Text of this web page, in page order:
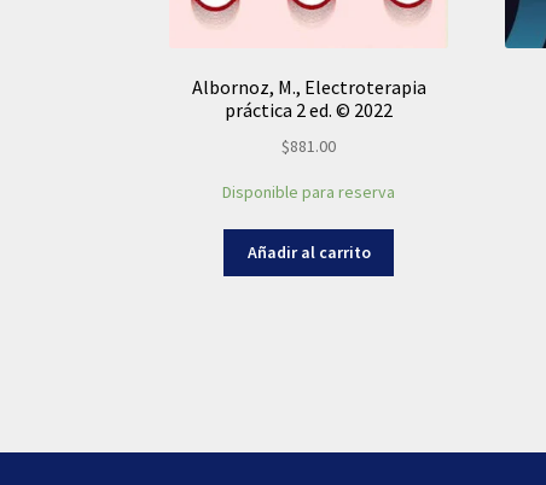
Albornoz, M., Electroterapia
práctica 2 ed. © 2022
$881.00
Disponible para reserva
Añadir al carrito